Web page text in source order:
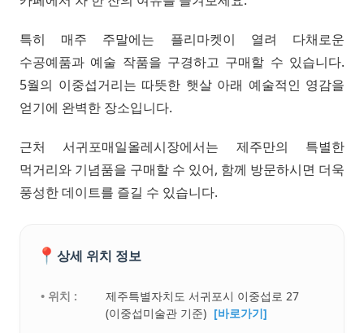
특히 매주 주말에는 플리마켓이 열려 다채로운
수공예품과 예술 작품을 구경하고 구매할 수 있습니다.
5월의 이중섭거리는 따뜻한 햇살 아래 예술적인 영감을
얻기에 완벽한 장소입니다.
근처 서귀포매일올레시장에서는 제주만의 특별한
먹거리와 기념품을 구매할 수 있어, 함께 방문하시면 더욱
풍성한 데이트를 즐길 수 있습니다.
📍 상세 위치 정보
• 위치 :
제주특별자치도 서귀포시 이중섭로 27
(이중섭미술관 기준) [바로가기]